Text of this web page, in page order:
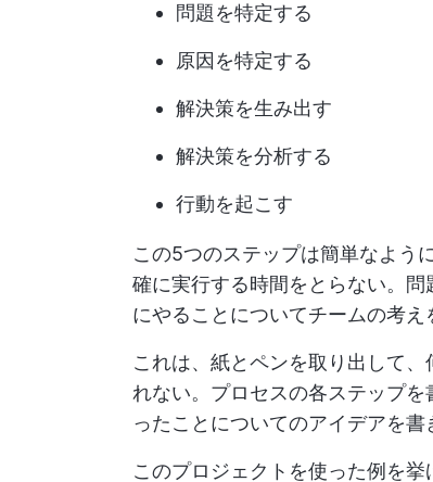
問題を特定する
原因を特定する
解決策を生み出す
解決策を分析する
行動を起こす
この5つのステップは簡単なよう
確に実行する時間をとらない。
にやることについてチームの考え
これは、紙とペンを取り出して
れない。プロセスの各ステップ
ったことについてのアイデアを書
このプロジェクトを使った例を挙